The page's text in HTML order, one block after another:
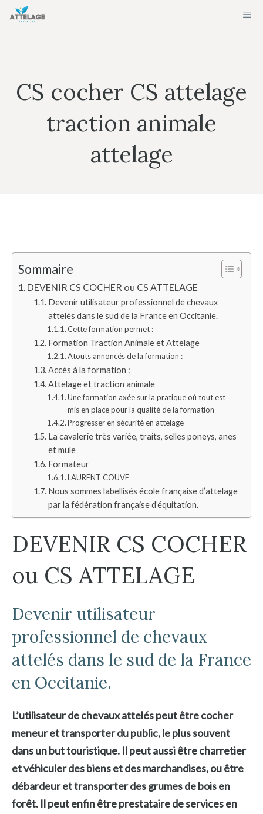
Aller
CS cocher CS attelage
traction animale
attelage
Sommaire
DEVENIR CS COCHER ou CS ATTELAGE
Devenir utilisateur professionnel de chevaux
attelés dans le sud de la France en Occitanie.
Cette formation permet :
Formation Traction Animale et Attelage
Atouts annoncés de la formation :
Accès à la formation :
Attelage et traction animale
Une formation axée sur la pratique où tout est
mis en place pour la qualité de la formation
Progresser en sécurité en attelage
La cavalerie très variée, traits, selles poneys, anes
et mule
Formateur
LAURENT COUVE
Nous sommes labellisés école française d’attelage
par la fédération française d’équitation.
DEVENIR CS COCHER
ou CS ATTELAGE
Devenir utilisateur
professionnel de chevaux
attelés dans le sud de la France
en Occitanie.
L’utilisateur de chevaux attelés peut être cocher
meneur et transporter du public, le plus souvent
dans un but touristique. Il peut aussi être charretier
et véhiculer des biens et des marchandises, ou être
débardeur et transporter des grumes de bois en
forêt. Il peut enfin être prestataire de services en